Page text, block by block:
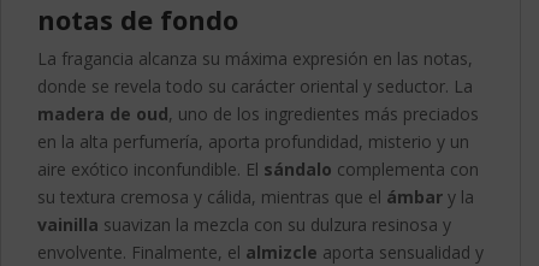
notas de fondo
La fragancia alcanza su máxima expresión en las notas,
donde se revela todo su carácter oriental y seductor. La
madera de oud, uno de los ingredientes más preciados
en la alta perfumería, aporta profundidad, misterio y un
aire exótico inconfundible. El sándalo complementa con
su textura cremosa y cálida, mientras que el ámbar y la
vainilla suavizan la mezcla con su dulzura resinosa y
envolvente. Finalmente, el almizcle aporta sensualidad y